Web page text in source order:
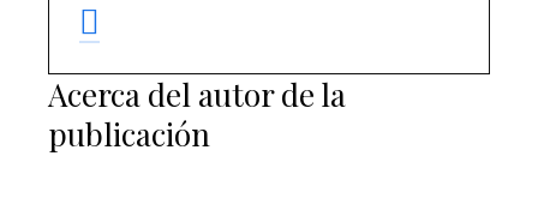
Acerca del autor de la
publicación